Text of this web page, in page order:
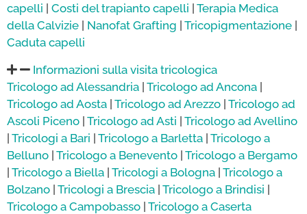
capelli
Costi del trapianto capelli Terapia Medica
della Calvizie
Nanofat Grafting Tricopigmentazione
Caduta capelli
Informazioni sulla visita tricologica
Tricologo ad Alessandria | Tricologo ad Ancona |
Tricologo ad Aosta | Tricologo ad Arezzo | Tricologo ad
Ascoli Piceno | Tricologo ad Asti | Tricologo ad Avellino
| Tricologi a Bari | Tricologo a Barletta | Tricologo a
Belluno | Tricologo a Benevento | Tricologo a Bergamo
| Tricologo a Biella | Tricologi a Bologna | Tricologo a
Bolzano | Tricologi a Brescia | Tricologo a Brindisi |
Tricologo a Campobasso | Tricologo a Caserta